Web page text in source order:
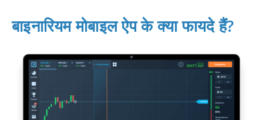
बाइनारियम मोबाइल ऐप के क्या फायदे हैं?